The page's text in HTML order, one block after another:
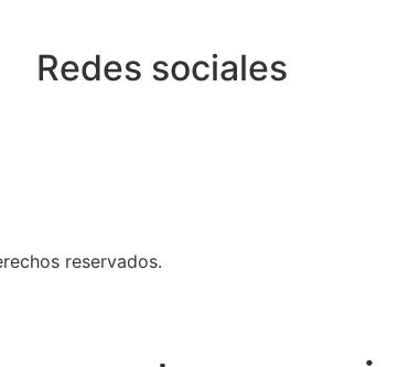
Redes sociales
reservados.